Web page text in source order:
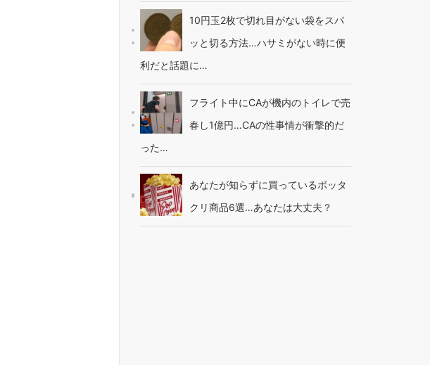
10円玉2枚で切れ目がない袋をスパ
ッと切る方法…ハサミがない時に便
利だと話題に…
フライト中にCAが機内のトイレで売
春し1億円…CAの性事情が衝撃的だ
った…
あなたが知らずに買っているボッタ
クリ商品6選…あなたは大丈夫？